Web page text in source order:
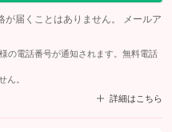
が届くことはありません。 メールア
の電話番号が通知されます。無料電話
ん。
詳細はこちら